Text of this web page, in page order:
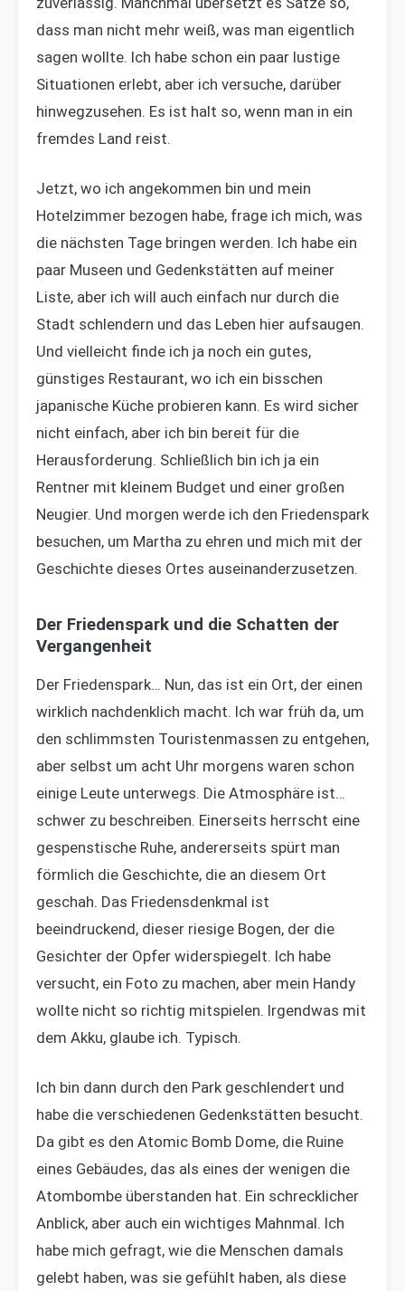
dass man nicht mehr weiß, was man eigentlich
sagen wollte. Ich habe schon ein paar lustige
Situationen erlebt, aber ich versuche, darüber
hinwegzusehen. Es ist halt so, wenn man in ein
fremdes Land reist.
Jetzt, wo ich angekommen bin und mein
Hotelzimmer bezogen habe, frage ich mich, was
die nächsten Tage bringen werden. Ich habe ein
paar Museen und Gedenkstätten auf meiner
Liste, aber ich will auch einfach nur durch die
Stadt schlendern und das Leben hier aufsaugen.
Und vielleicht finde ich ja noch ein gutes,
günstiges Restaurant, wo ich ein bisschen
japanische Küche probieren kann. Es wird sicher
nicht einfach, aber ich bin bereit für die
Herausforderung. Schließlich bin ich ja ein
Rentner mit kleinem Budget und einer großen
Neugier. Und morgen werde ich den Friedenspark
besuchen, um Martha zu ehren und mich mit der
Geschichte dieses Ortes auseinanderzusetzen.
Der Friedenspark und die Schatten der
Vergangenheit
Der Friedenspark… Nun, das ist ein Ort, der einen
wirklich nachdenklich macht. Ich war früh da, um
den schlimmsten Touristenmassen zu entgehen,
aber selbst um acht Uhr morgens waren schon
einige Leute unterwegs. Die Atmosphäre ist…
schwer zu beschreiben. Einerseits herrscht eine
gespenstische Ruhe, andererseits spürt man
förmlich die Geschichte, die an diesem Ort
geschah. Das Friedensdenkmal ist
beeindruckend, dieser riesige Bogen, der die
Gesichter der Opfer widerspiegelt. Ich habe
versucht, ein Foto zu machen, aber mein Handy
wollte nicht so richtig mitspielen. Irgendwas mit
dem Akku, glaube ich. Typisch.
Ich bin dann durch den Park geschlendert und
habe die verschiedenen Gedenkstätten besucht.
Da gibt es den Atomic Bomb Dome, die Ruine
eines Gebäudes, das als eines der wenigen die
Atombombe überstanden hat. Ein schrecklicher
Anblick, aber auch ein wichtiges Mahnmal. Ich
habe mich gefragt, wie die Menschen damals
gelebt haben, was sie gefühlt haben, als diese